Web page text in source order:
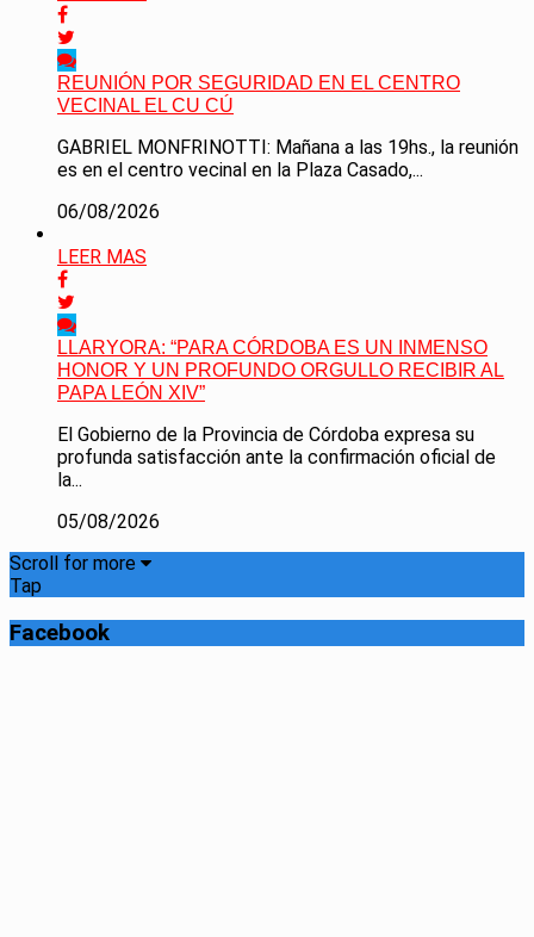
REUNIÓN POR SEGURIDAD EN EL CENTRO
VECINAL EL CU CÚ
GABRIEL MONFRINOTTI: Mañana a las 19hs., la reunión
es en el centro vecinal en la Plaza Casado,...
06/08/2026
LEER MAS
LLARYORA: “PARA CÓRDOBA ES UN INMENSO
HONOR Y UN PROFUNDO ORGULLO RECIBIR AL
PAPA LEÓN XIV”
El Gobierno de la Provincia de Córdoba expresa su
profunda satisfacción ante la confirmación oficial de
la...
05/08/2026
Scroll for more
Tap
Facebook